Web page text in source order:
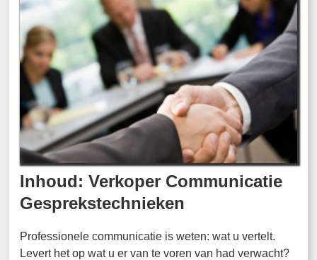
Inhoud: Verkoper Communicatie
Gesprekstechnieken
Professionele communicatie is weten: wat u vertelt.
Levert het op wat u er van te voren van had verwacht?